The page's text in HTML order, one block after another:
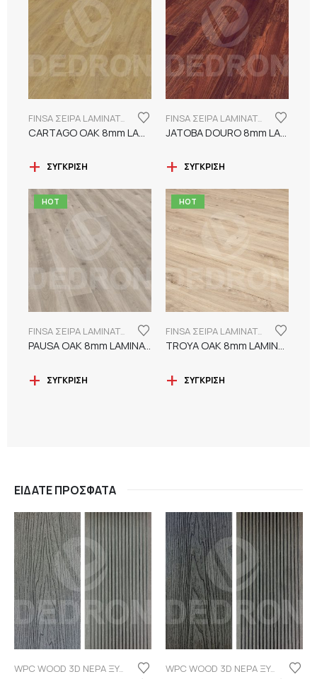
FINSA ΣΕΙΡΑ LAMINATE PUREFLOOR 8MM
CARTAGO OAK 8mm LAMINATE FINSA
ΣΎΓΚΡΙΣΗ
FINSA ΣΕΙΡΑ LAMINATE PUREFLOOR 8MM
JATOBA DOURO 8mm LAMINATE FINSA
ΣΎΓΚΡΙΣΗ
HOT
FINSA ΣΕΙΡΑ LAMINATE PUREFLOOR 8MM
PAUSA OAK 8mm LAMINATE FINSA
ΣΎΓΚΡΙΣΗ
HOT
FINSA ΣΕΙΡΑ LAMINATE PUREFLOOR 8MM
TROYA OAK 8mm LAMINATE FINSA
ΣΎΓΚΡΙΣΗ
ΕΊΔΑΤΕ ΠΡΌΣΦΑΤΑ
WPC WOOD 3D ΝΕΡΑ ΞΥΛΟΥ WPC WOOD 3D ΝΕΡΑ ΞΥΛΟΥ